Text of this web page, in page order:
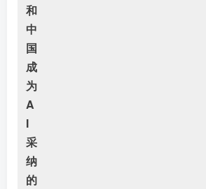
和
中
国
成
为
A
I
采
纳
的